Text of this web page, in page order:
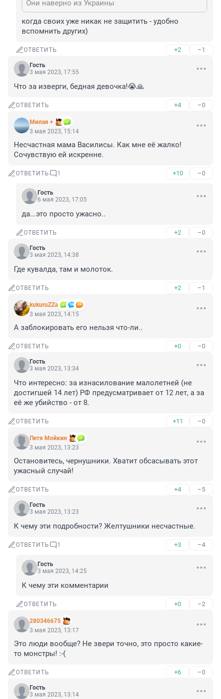
Они наверно из Украины
когда своих уже никак не защитить - удобно
вспомнить других)
ОТВЕТИТЬ +2 –1
Гость
3 мая 2023, 17:55
Что за изверги, бедная девочка!😭🙏
ОТВЕТИТЬ +4 –0
Милая +
3 мая 2023, 15:14
Несчастная мама Василисы. Как мне её жалко!
Сочувствую ей искренне.
ОТВЕТИТЬ 1 +10 –0
Гость
6 мая 2023, 17:05
да...это просто ужасно..
ОТВЕТИТЬ +2 –0
Гость
3 мая 2023, 14:38
Где кувалда, там и молоток.
ОТВЕТИТЬ +2 –1
kukuruZZa
3 мая 2023, 14:15
А заблокировать его нельзя что-ли..
ОТВЕТИТЬ +0 –0
Гость
3 мая 2023, 13:34
Что интересно: за изнасилование малолетней (не
достигшей 14 лет) РФ предусматривает от 12 лет, а за
её же убийство - от 8.
ОТВЕТИТЬ +11 –0
Петя Мойкин
3 мая 2023, 13:23
Остановитесь, чернушники. Хватит обсасывать этот
ужасный случай!
ОТВЕТИТЬ +4 –5
Гость
3 мая 2023, 13:23
К чему эти подробности? Желтушники несчастные.
ОТВЕТИТЬ 1 +3 –4
Гость
3 мая 2023, 14:25
К чему эти комментарии
ОТВЕТИТЬ +0 –2
280346675
3 мая 2023, 13:17
Это люди вообще? Не звери точно, это просто какие-
то монстры! :-(
ОТВЕТИТЬ +6 –0
Гость
3 мая 2023, 13:14